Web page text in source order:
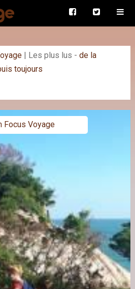
| Les plus lus - de la
toujours
Focus Voyage